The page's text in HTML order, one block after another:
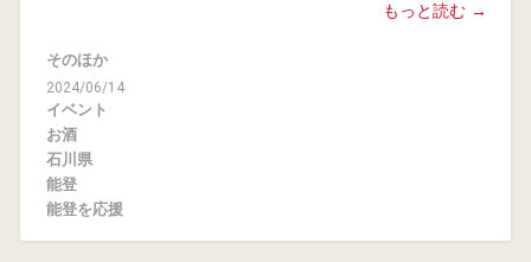
もっと読む →
そのほか
2024/06/14
イベント
お酒
石川県
能登
能登を応援